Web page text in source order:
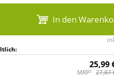
In den
25,99
MRP² 27,87